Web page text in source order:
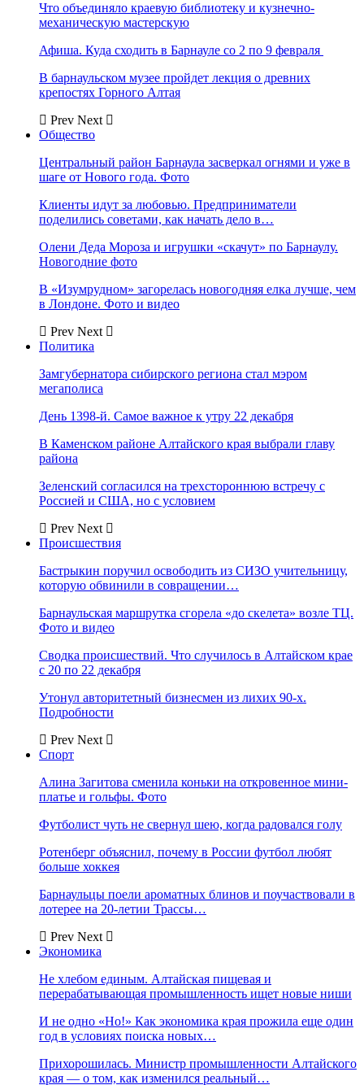
Что объединяло краевую библиотеку и кузнечно-
механическую мастерскую
Афиша. Куда сходить в Барнауле со 2 по 9 февраля
В барнаульском музее пройдет лекция о древних
крепостях Горного Алтая
Prev Next
Общество
Центральный район Барнаула засверкал огнями и уже в
шаге от Нового года. Фото
Клиенты идут за любовью. Предприниматели
поделились советами, как начать дело в…
Олени Деда Мороза и игрушки «скачут» по Барнаулу.
Новогодние фото
В «Изумрудном» загорелась новогодняя елка лучше, чем
в Лондоне. Фото и видео
Prev Next
Политика
Замгубернатора сибирского региона стал мэром
мегаполиса
День 1398-й. Самое важное к утру 22 декабря
В Каменском районе Алтайского края выбрали главу
района
Зеленский согласился на трехстороннюю встречу с
Россией и США, но с условием
Prev Next
Происшествия
Бастрыкин поручил освободить из СИЗО учительницу,
которую обвинили в совращении…
Барнаульская маршрутка сгорела «до скелета» возле ТЦ.
Фото и видео
Сводка происшествий. Что случилось в Алтайском крае
с 20 по 22 декабря
Утонул авторитетный бизнесмен из лихих 90-х.
Подробности
Prev Next
Спорт
Алина Загитова сменила коньки на откровенное мини-
платье и гольфы. Фото
Футболист чуть не свернул шею, когда радовался голу
Ротенберг объяснил, почему в России футбол любят
больше хоккея
Барнаульцы поели ароматных блинов и поучаствовали в
лотерее на 20-летии Трассы…
Prev Next
Экономика
Не хлебом единым. Алтайская пищевая и
перерабатывающая промышленность ищет новые ниши
И не одно «Но!» Как экономика края прожила еще один
год в условиях поиска новых…
Прихорошилась. Министр промышленности Алтайского
края — о том, как изменился реальный…